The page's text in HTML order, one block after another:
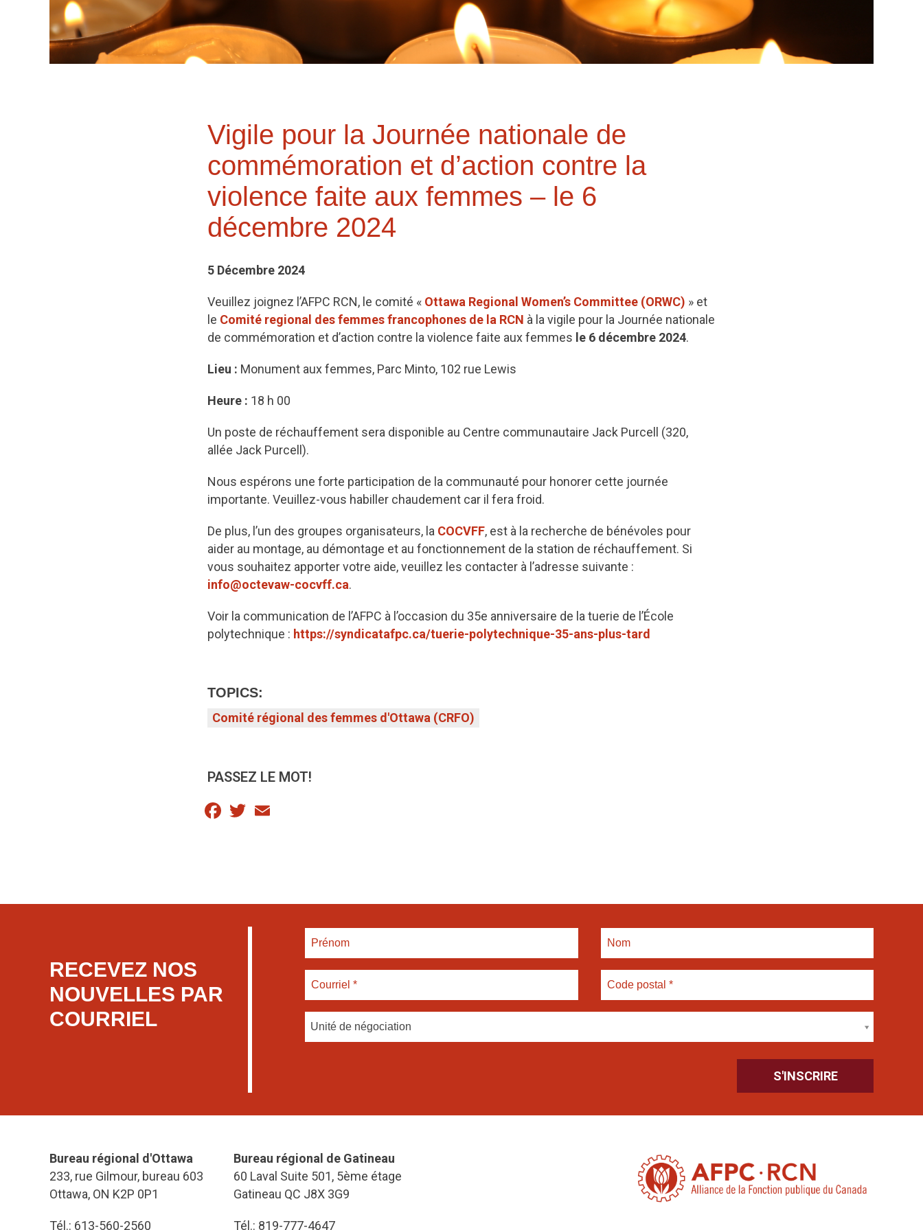
Vigile pour la Journée nationale de
commémoration et d’action contre la
violence faite aux femmes – le 6
décembre 2024
5 Décembre 2024
Veuillez joignez l’AFPC RCN, le comité « Ottawa Regional Women’s Committee (ORWC) » et
le Comité regional des femmes francophones de la RCN à la vigile pour la Journée nationale
de commémoration et d’action contre la violence faite aux femmes le 6 décembre 2024.
Lieu : Monument aux femmes, Parc Minto, 102 rue Lewis
Heure : 18 h 00
Un poste de réchauffement sera disponible au Centre communautaire Jack Purcell (320,
allée Jack Purcell).
Nous espérons une forte participation de la communauté pour honorer cette journée
importante. Veuillez-vous habiller chaudement car il fera froid.
De plus, l’un des groupes organisateurs, la COCVFF, est à la recherche de bénévoles pour
aider au montage, au démontage et au fonctionnement de la station de réchauffement. Si
vous souhaitez apporter votre aide, veuillez les contacter à l’adresse suivante :
info@octevaw-cocvff.ca.
Voir la communication de l’AFPC à l’occasion du 35e anniversaire de la tuerie de l’École
polytechnique : https://syndicatafpc.ca/tuerie-polytechnique-35-ans-plus-tard
TOPICS:
Comité régional des femmes d'Ottawa (CRFO)
PASSEZ LE MOT!
Facebook
Twitter
RECEVEZ NOS
NOUVELLES PAR
COURRIEL
Unité de négociation
Bureau régional d'Ottawa
233, rue Gilmour, bureau 603
Ottawa, ON K2P 0P1
Tél.: 613-560-2560
Bureau régional de Gatineau
60 Laval Suite 501, 5ème étage
Gatineau QC J8X 3G9
Tél.: 819-777-4647